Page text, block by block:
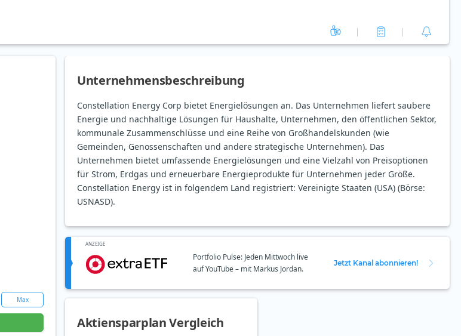
Max
Unternehmensbeschreibung
Constellation Energy Corp bietet Energielösungen an. Das Unternehmen liefert saubere
Energie und nachhaltige Lösungen für Haushalte, Unternehmen, den öffentlichen Sektor,
kommunale Zusammenschlüsse und eine Reihe von Großhandelskunden (wie
Gemeinden, Genossenschaften und andere strategische Unternehmen). Das
Unternehmen bietet umfassende Energielösungen und eine Vielzahl von Preisoptionen
für Strom, Erdgas und erneuerbare Energieprodukte für Unternehmen jeder Größe.
Constellation Energy ist in folgendem Land registriert: Vereinigte Staaten (USA) (Börse:
USNASD).
ANZEIGE
Portfolio Pulse: Jeden Mittwoch live
auf YouTube – mit Markus Jordan.
Jetzt Kanal abonnieren!
Aktiensparplan Vergleich